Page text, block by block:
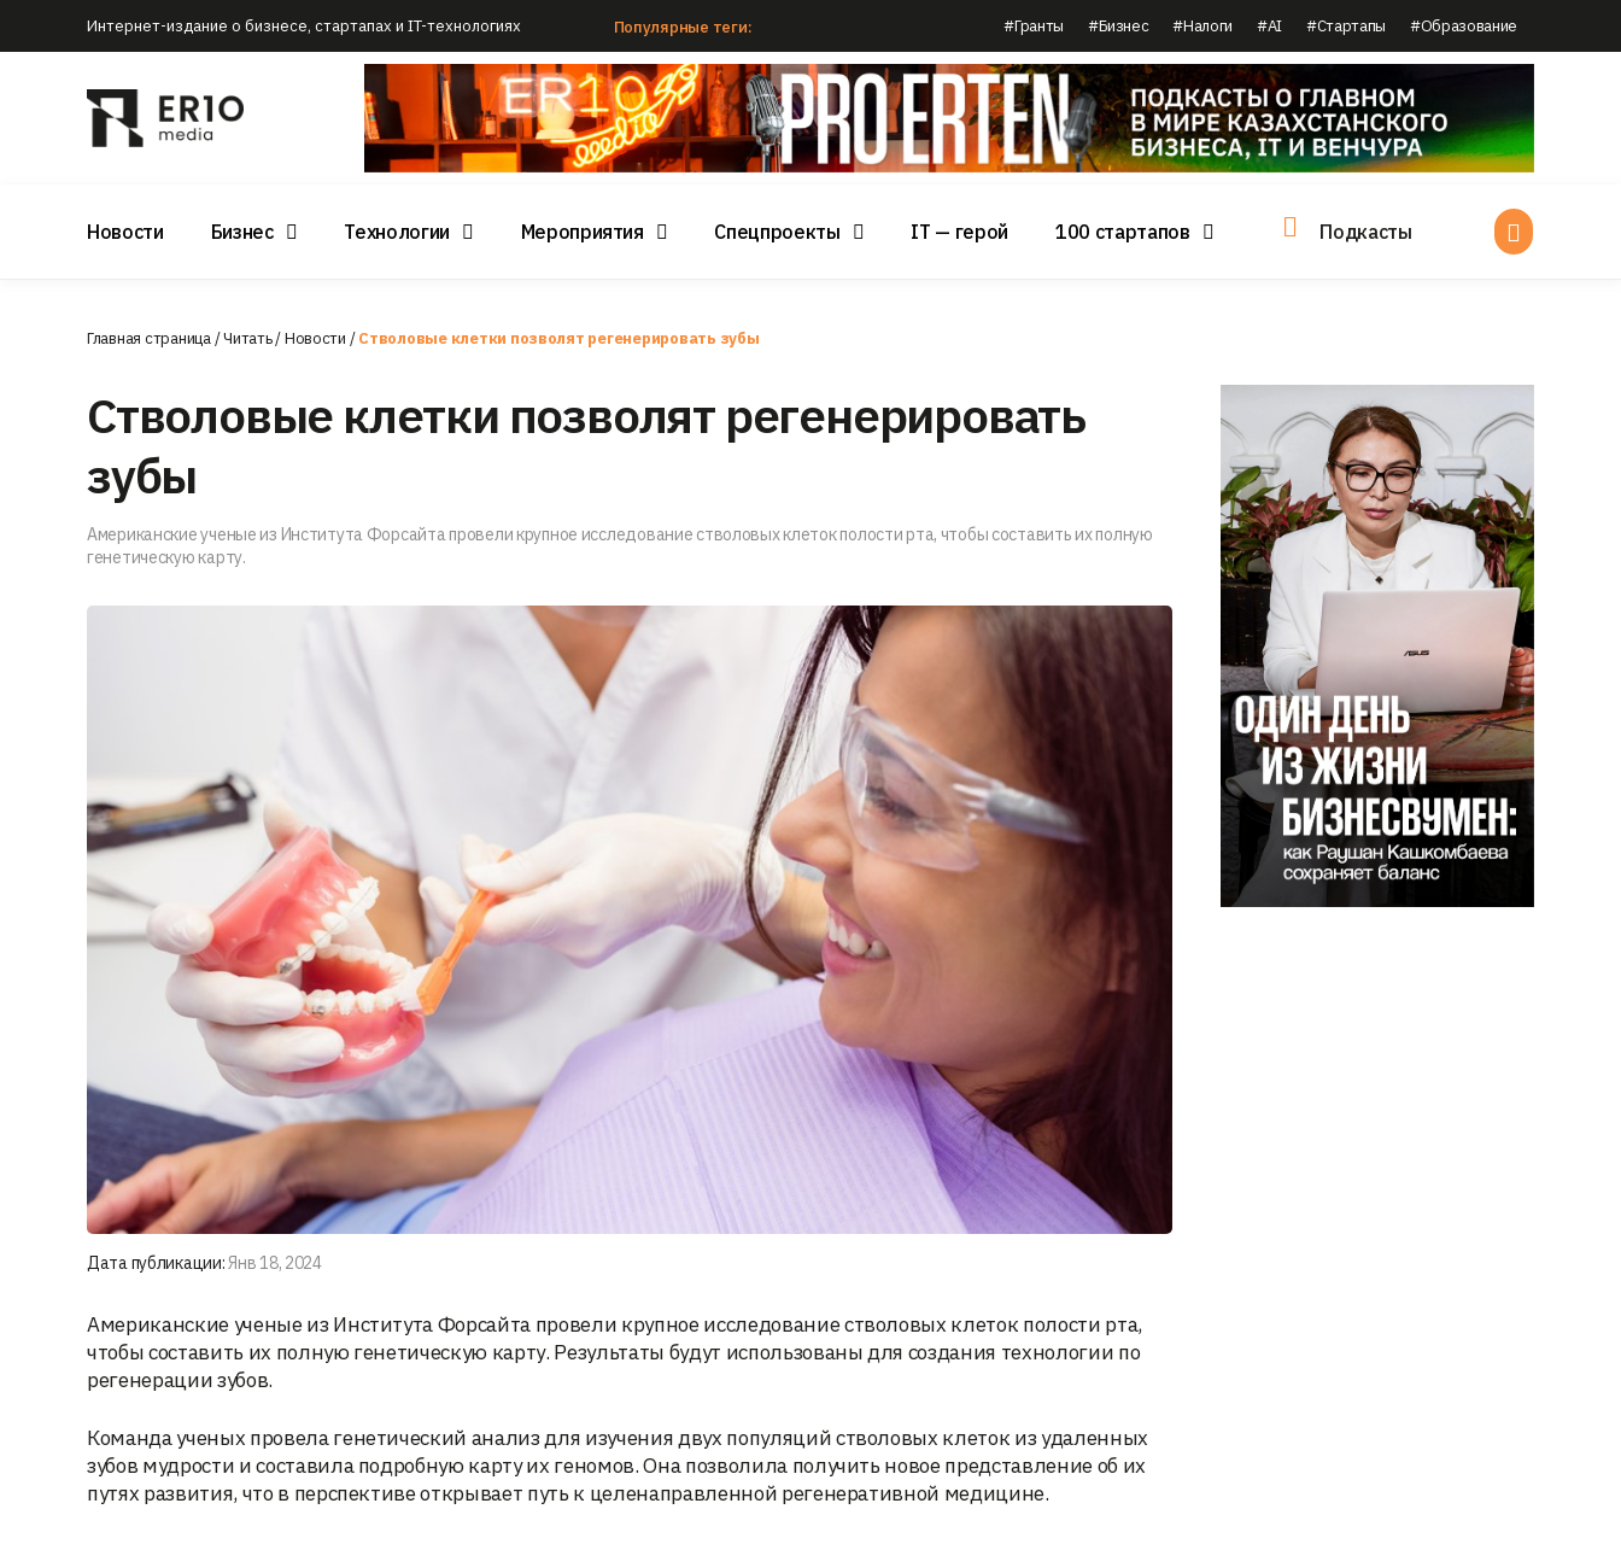
Интернет-издание о бизнесе, стартапах и IT-технологиях Популярные теги: #Гранты #Бизнес #Налоги #AI #Стартапы #Образование
Новости Бизнес Технологии Мероприятия Спецпроекты IT — герой 100 стартапов Подкасты
Главная страница/Читать/Новости /Стволовые клетки позволят регенерировать зубы
Стволовые клетки позволят регенерировать
зубы
Американские ученые из Института Форсайта провели крупное исследование стволовых клеток полости рта, чтобы составить их полную
генетическую карту.
Дата публикации:Янв 18, 2024
Американские ученые из Института Форсайта провели крупное исследование стволовых клеток полости рта,
чтобы составить их полную генетическую карту. Результаты будут использованы для создания технологии по
регенерации зубов.
Команда ученых провела генетический анализ для изучения двух популяций стволовых клеток из удаленных
зубов мудрости и составила подробную карту их геномов. Она позволила получить новое представление об их
путях развития, что в перспективе открывает путь к целенаправленной регенеративной медицине.